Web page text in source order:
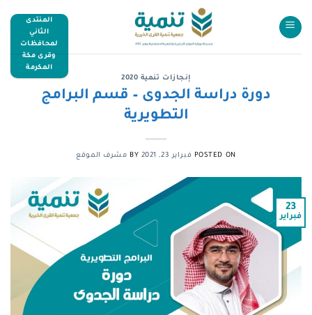
المنتدى
الثاني
لمحافظات
وقرى مكة
المكرمة
إنجازات تنمية 2020
دورة دراسة الجدوى – قسم البرامج
التطويرية
POSTED ON فبراير 23, 2021 مشرف الموقع
23
فبراير